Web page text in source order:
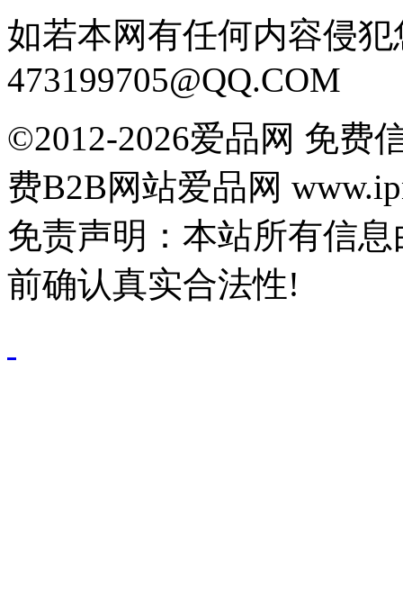
如若本网有任何内容侵
473199705@QQ.COM
©2012-2026爱品网 免费
费B2B网站爱品网
免责声明：本站所有信
前确认真实合法性!